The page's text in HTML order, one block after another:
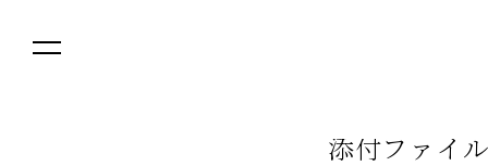
添付フ ァ イ